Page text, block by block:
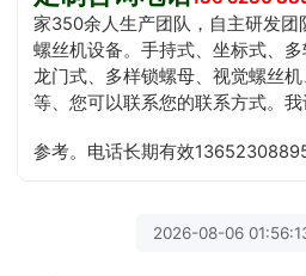
家350余人生产团队，自主研发团
螺丝机设备。手持式、坐标式、多
龙门式、多样锁螺母、视觉螺丝
等、您可以联系您的联系方式。
参考。电话长期有效
2026-08-06